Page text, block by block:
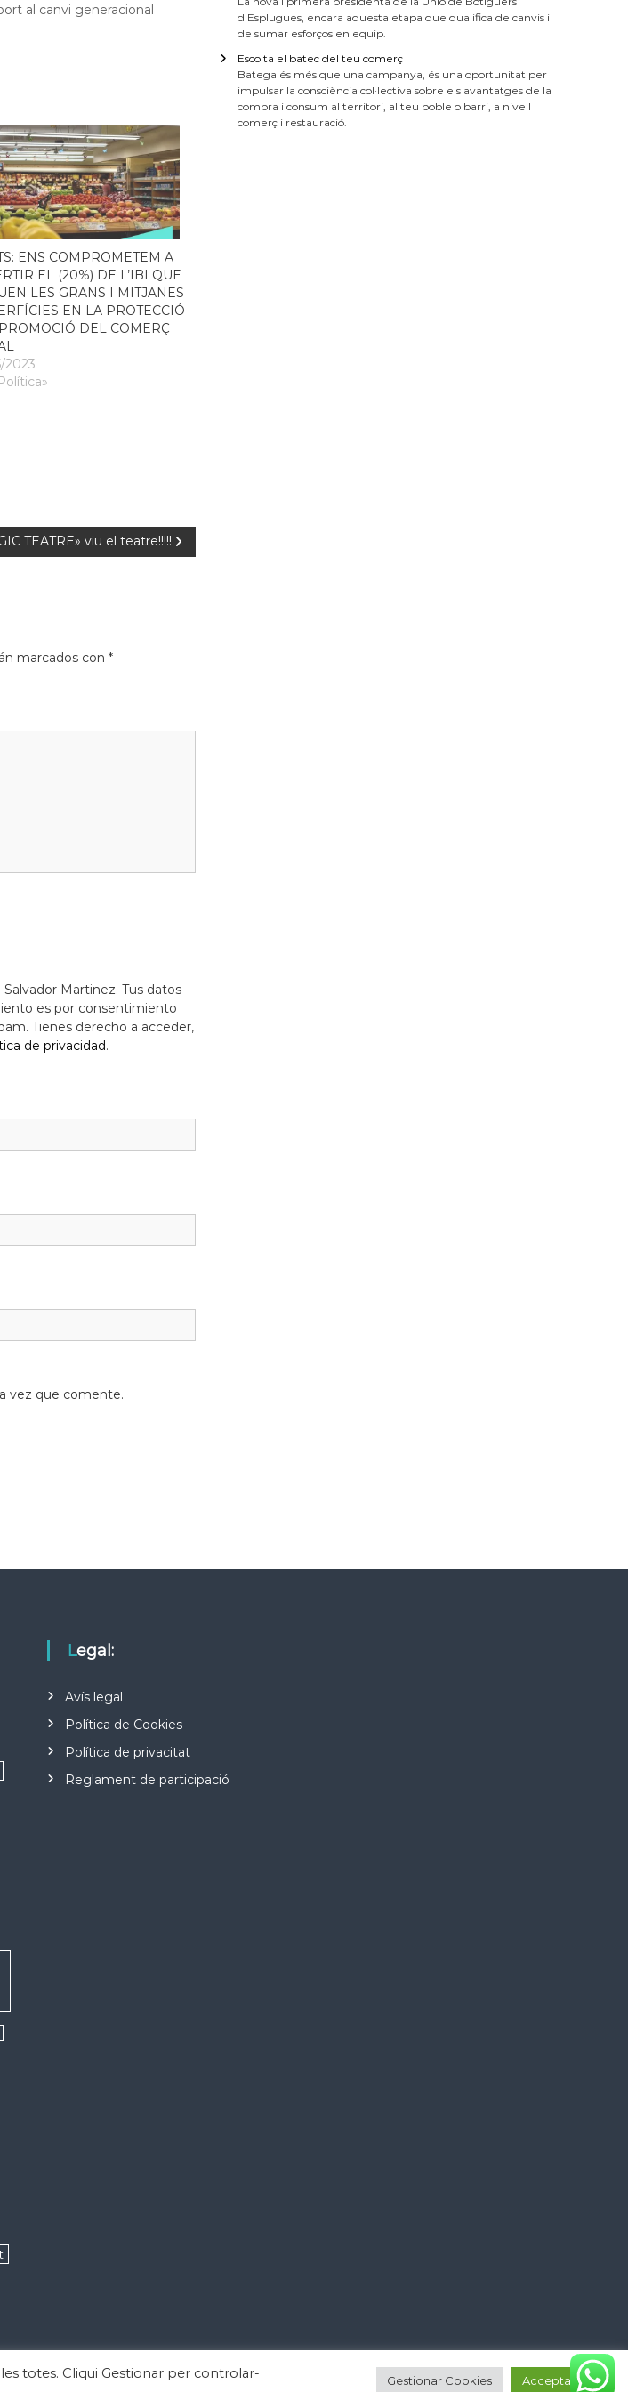
al canvi generacional
ENS COMPROMETEM A
EL (20%) DE L’IBI QUE
LES GRANS I MITJANES
EN LA PROTECCIÓ
DEL COMERÇ
2023
TEATRE» viu el teatre!!!!!
marcados con *
Martinez. Tus datos
es por consentimiento
Tienes derecho a acceder,
de privacidad.
vez que comente.
d'Esplugues, encara aquesta etapa que qualifica de canvis i
de sumar esforços en equip.
Escolta el batec del teu comerç
Batega és més que una campanya, és una oportunitat per
impulsar la consciència col·lectiva sobre els avantatges de la
compra i consum al territori, al teu poble o barri, a nivell
comerç i restauració.
Legal:
Avís legal
Política de Cookies
Política de privacitat
Reglament de participació
de ThemeGrill. Funciona con WordPress
totes. Cliqui Gestionar per controlar-
Gestionar Cookies Acceptar tot